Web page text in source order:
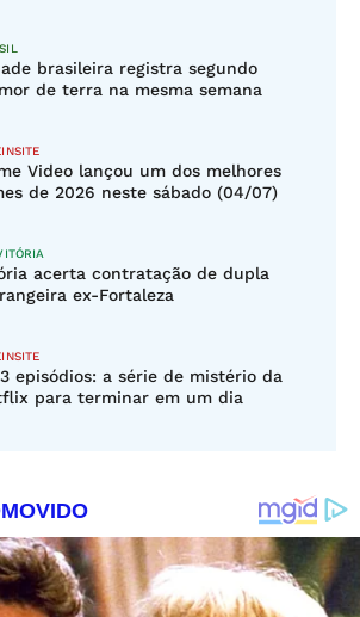
brasileira registra segundo
de terra na mesma semana
Video lançou um dos melhores
de 2026 neste sábado (04/07)
acerta contratação de dupla
ex-Fortaleza
episódios: a série de mistério da
para terminar em um dia